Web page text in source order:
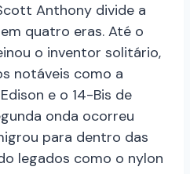
Anthony divide a
quatro eras. Até o
o inventor solitário,
notáveis como a
e o 14-Bis de
onda ocorreu
para dentro das
legados como o nylon